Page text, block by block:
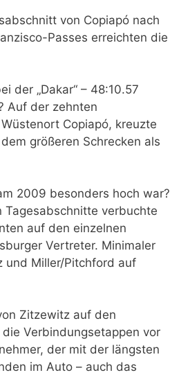
von Copiapó nach
Passes erreichten die
der „Dakar“ – 48:10.57
Auf der zehnten
Copiapó, kreuzte
größeren Schrecken als
2009 besonders hoch war?
Tagesabschnitte verbuchte
auf den einzelnen
Vertreter. Minimaler
und Miller/Pitchford auf
Zitzewitz auf den
Verbindungsetappen vor
der mit der längsten
im Auto – auch das